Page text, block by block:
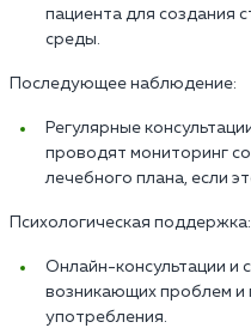
пациента для создания
среды.
Последующее наблюдение:
Регулярные
проводят мониторинг
лечебного плана, если
Психологическая поддержка:
Онлайн-консультации и
возникающих проблем
употребления.